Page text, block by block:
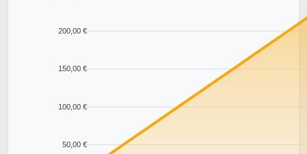
200,00 €
150,00 €
100,00 €
50,00 €